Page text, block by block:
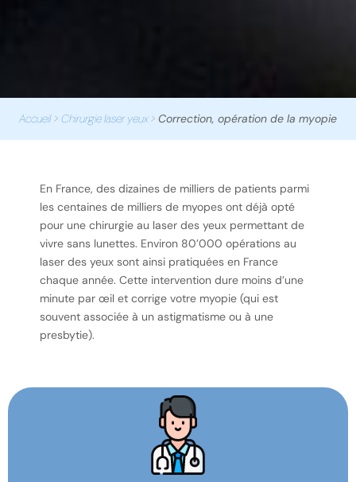
Accueil> Chirurgie laser yeux> Correction, opération de la myopie
En France, des dizaines de milliers de patients parmi
les centaines de milliers de myopes ont déjà opté
pour une chirurgie au laser des yeux permettant de
vivre sans lunettes. Environ 80’000 opérations au
laser des yeux sont ainsi pratiquées en France
chaque année. Cette intervention dure moins d’une
minute par œil et corrige votre myopie (qui est
souvent associée à un astigmatisme ou à une
presbytie).